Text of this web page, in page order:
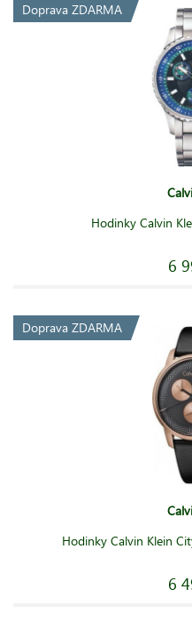
Doprava ZDARMA
Hodinky Calvin
6
Doprava ZDARMA
Hodinky Calvin Klein
6